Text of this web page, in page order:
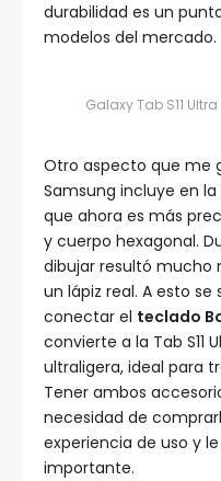
durabilidad es un
modelos del mercado.
Galaxy Tab S11
Otro aspecto que me
Samsung incluye en la
que ahora es más
y cuerpo hexagonal.
dibujar resultó mucho
un lápiz real. A esto
conectar el teclado
convierte a la Tab S11
ultraligera, ideal para
Tener ambos
necesidad de
experiencia de uso y
importante.